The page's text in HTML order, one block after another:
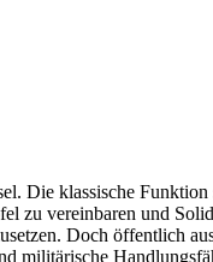
Die klassische
zu vereinbaren und
Doch öffentlich
militärische